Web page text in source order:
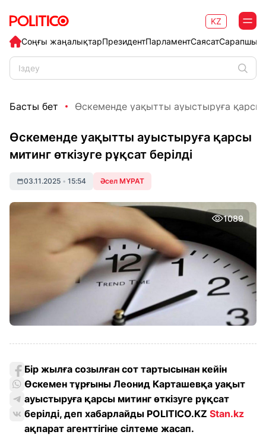
Соңғы жаңалықтарПрезидентПарламентСаясат
KZ
Басты бет Өскеменде уақытты ауыстыруға қарсы
Өскеменде уақытты ауыстыруға қарсы
митинг өткізуге рұқсат берілді
03.11.2025 • 15:54 Әсел МҰРАТ
1089
Бір жылға созылған сот тартысынан кейін
Өскемен тұрғыны Леонид Карташевқа уақыт
ауыстыруға қарсы митинг өткізуге рұқсат
берілді, деп хабарлайды POLITICO.KZ Stan.kz
ақпарат агенттігіне сілтеме жасап.